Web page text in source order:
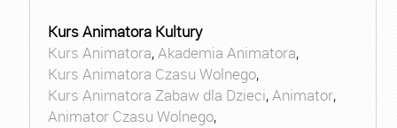
Kurs Animatora Kultury
Kurs Animatora,Akademia Animatora,
Kurs Animatora Czasu Wolnego,
Kurs Animatora Zabaw dla Dzieci,Animator,
Animator Czasu Wolnego,